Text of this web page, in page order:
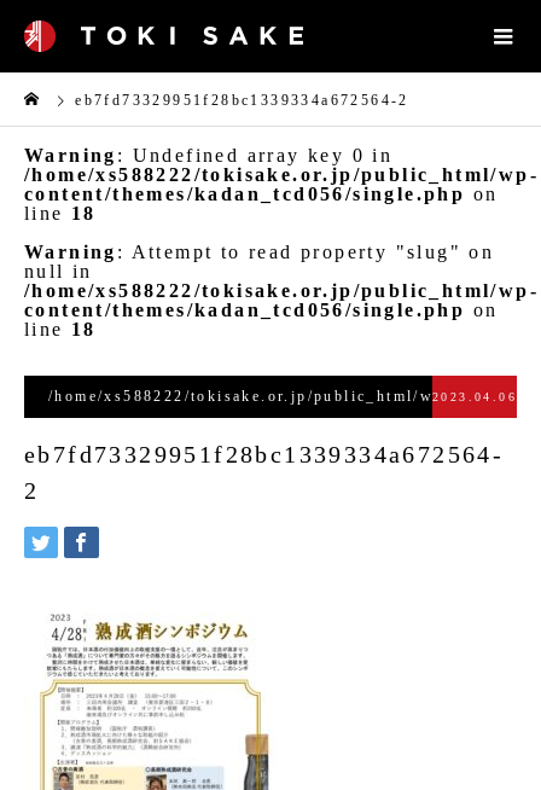
eb7fd73329951f28bc1339334a672564-2
Warning : Undefined array key 0 in
/home/xs588222/tokisake.or.jp/public_html/wp-
content/themes/kadan_tcd056/single.php on
line 18
Warning : Attempt to read property "slug" on
null in
/home/xs588222/tokisake.or.jp/public_html/wp-
content/themes/kadan_tcd056/single.php on
line 18
/home/xs588222/tokisake.or.jp/public_html/wp-
content/themes/kadan_tcd056/single.php
on line28
Warning: Attempt to read property
2023.04.06
eb7fd73329951f28bc1339334a672564-
2